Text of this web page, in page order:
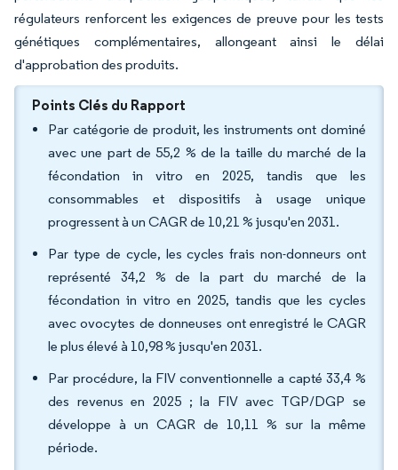
régulateurs renforcent les exigences de preuve pour les tests
génétiques complémentaires, allongeant ainsi le délai
d'approbation des produits.
Points Clés du Rapport
Par catégorie de produit, les instruments ont dominé
avec une part de 55,2 % de la taille du marché de la
fécondation in vitro en 2025, tandis que les
consommables et dispositifs à usage unique
progressent à un CAGR de 10,21 % jusqu'en 2031.
Par type de cycle, les cycles frais non-donneurs ont
représenté 34,2 % de la part du marché de la
fécondation in vitro en 2025, tandis que les cycles
avec ovocytes de donneuses ont enregistré le CAGR
le plus élevé à 10,98 % jusqu'en 2031.
Par procédure, la FIV conventionnelle a capté 33,4 %
des revenus en 2025 ; la FIV avec TGP/DGP se
développe à un CAGR de 10,11 % sur la même
période.